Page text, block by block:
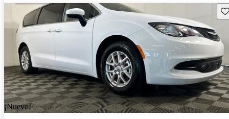
¡Nuevo!